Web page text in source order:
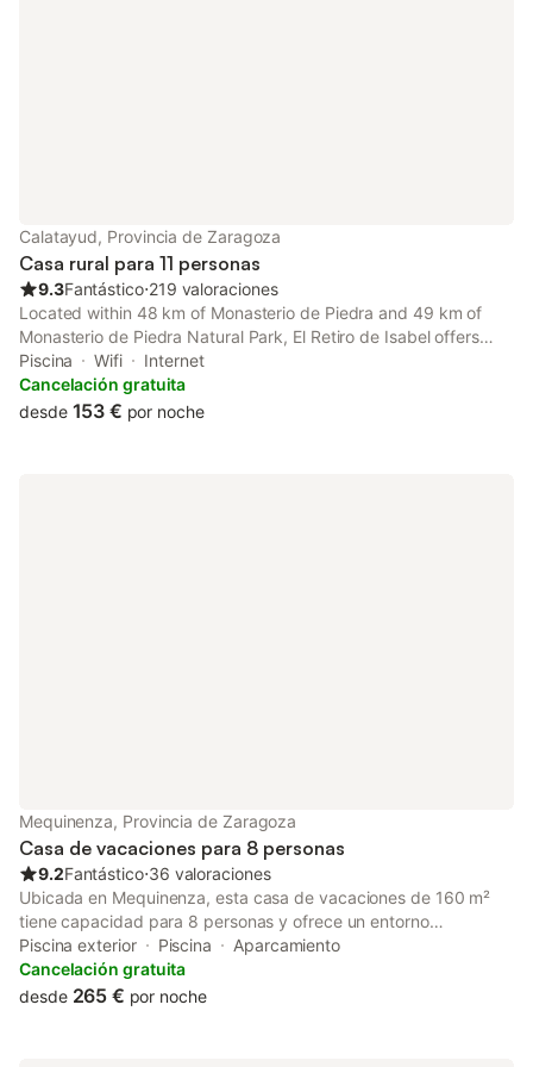
Calatayud, Provincia de Zaragoza
Casa rural para 11 personas
9.3Fantástico⋅219 valoraciones
Located within 48 km of Monasterio de Piedra and 49 km of
Monasterio de Piedra Natural Park, El Retiro de Isabel offers
rooms with air conditioning and a private bathroom in Embid de
la Ribera.
Piscina Wifi
Internet
Cancelación gratuita
desde 153 € por noche
Mequinenza, Provincia de Zaragoza
Casa de vacaciones para 8 personas
9.2Fantástico⋅36 valoraciones
Ubicada en Mequinenza, esta casa de vacaciones de 160 m²
tiene capacidad para 8 personas y ofrece un entorno
independiente con vistas al lago, a la montaña y al río. La
propiedad cuenta con 3 dormitorios, equipados con camas
dobles e individuales además de un sofá cama, junto con 2
Piscina exterior Piscina
Aparcamiento
Cancelación gratuita
desde 265 € por noche